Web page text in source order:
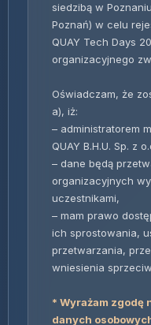
siedzibą w
Poznań) w celu
QUAY Tech Days
organizacyjnego
Oświadczam, że
a), iż:
– administratorem
QUAY B.H.U. Sp. z
– dane będą
organizacyjnych
uczestnikami,
– mam prawo
ich sprostowania,
przetwarzania,
wniesienia
* Wyrażam zgodę
danych